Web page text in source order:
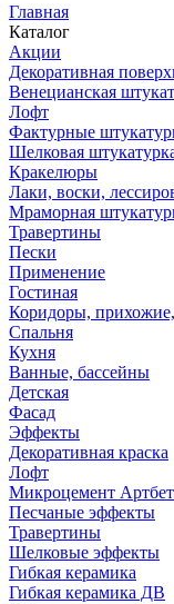
Главная
Каталог
Акции
Декоративная
Венецианская
Лофт
Фактурные
Шелковая
Кракелюры
Лаки, воски,
Мраморная
Травертины
Пески
Применение
Гостиная
Коридоры,
Спальня
Кухня
Ванные, бассейны
Детская
Фасад
Эффекты
Декоративная краска
Лофт
Микроцемент
Песчаные эффекты
Травертины
Шелковые эффекты
Гибкая керамика
Гибкая керамика ДВ